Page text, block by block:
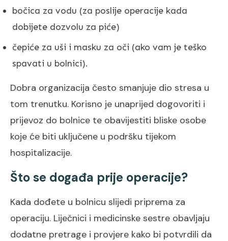
bočica za vodu (za poslije operacije kada
dobijete dozvolu za piće)
čepiće za uši i masku za oči (ako vam je teško
spavati u bolnici).
Dobra organizacija često smanjuje dio stresa u
tom trenutku. Korisno je unaprijed dogovoriti i
prijevoz do bolnice te obavijestiti bliske osobe
koje će biti uključene u podršku tijekom
hospitalizacije.
Što se događa prije operacije?
Kada dođete u bolnicu slijedi priprema za
operaciju. Liječnici i medicinske sestre obavljaju
dodatne pretrage i provjere kako bi potvrdili da